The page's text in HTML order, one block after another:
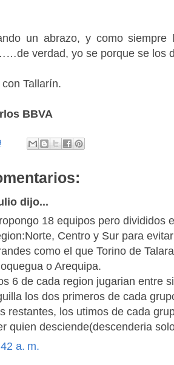
un abrazo, y como siempre
verdad, yo se porque se los
Tallarín.
BBVA
dijo...
18 equipos pero divididos
Centro y Sur para
como el que Torino de
o Arequipa.
6 de cada region jugarian entre
los dos primeros de cada
restantes, los utimos de cada
quien desciende(descenderia
a. m.